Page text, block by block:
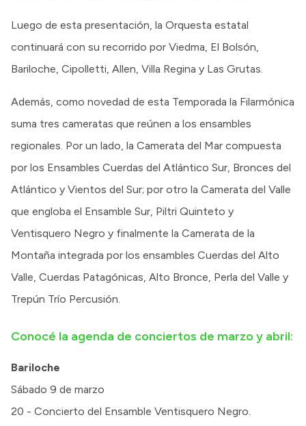
Luego de esta presentación, la Orquesta estatal
continuará con su recorrido por Viedma, El Bolsón,
Bariloche, Cipolletti, Allen, Villa Regina y Las Grutas.
Además, como novedad de esta Temporada la Filarmónica
suma tres cameratas que reúnen a los ensambles
regionales. Por un lado, la Camerata del Mar compuesta
por los Ensambles Cuerdas del Atlántico Sur, Bronces del
Atlántico y Vientos del Sur; por otro la Camerata del Valle
que engloba el Ensamble Sur, Piltri Quinteto y
Ventisquero Negro y finalmente la Camerata de la
Montaña integrada por los ensambles Cuerdas del Alto
Valle, Cuerdas Patagónicas, Alto Bronce, Perla del Valle y
Trepún Trío Percusión.
Conocé la agenda de conciertos de marzo y abril:
Bariloche
Sábado 9 de marzo
20 - Concierto del Ensamble Ventisquero Negro.